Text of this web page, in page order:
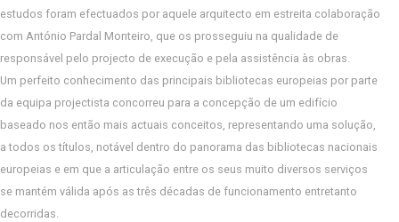
estudos foram efectuados por aquele arquitecto em estreita colaboração
com António Pardal Monteiro, que os prosseguiu na qualidade de
responsável pelo projecto de execução e pela assistência às obras.
Um perfeito conhecimento das principais bibliotecas europeias por parte
da equipa projectista concorreu para a concepção de um edifício
baseado nos então mais actuais conceitos, representando uma solução,
a todos os títulos, notável dentro do panorama das bibliotecas nacionais
europeias e em que a articulação entre os seus muito diversos serviços
se mantém válida após as três décadas de funcionamento entretanto
decorridas.